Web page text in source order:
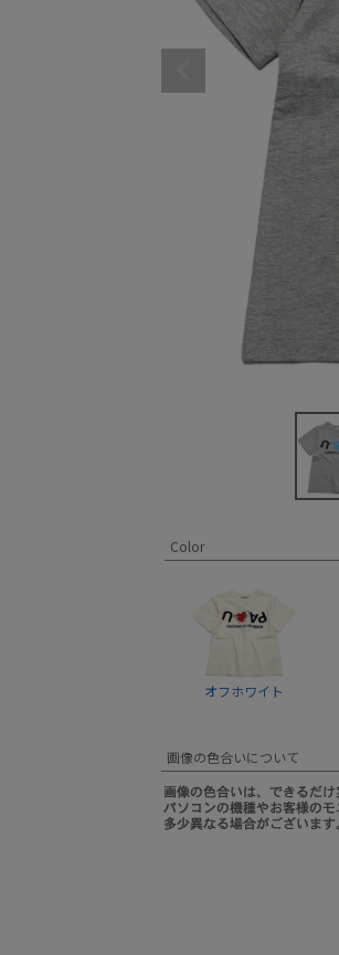
Color
オフホワイト
画像の色合いについて